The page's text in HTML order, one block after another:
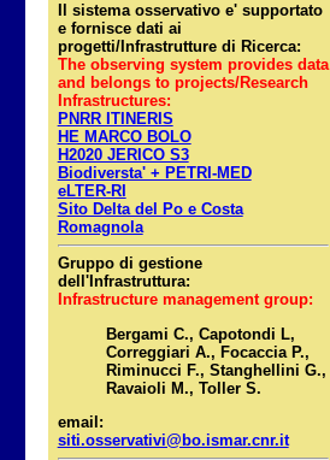
Il sistema osservativo e' supportato
e fornisce dati ai
progetti/Infrastrutture di Ricerca:
The observing system provides data
and belongs to projects/Research
Infrastructures:
PNRR ITINERIS
HE MARCO BOLO
H2020 JERICO S3
Biodiversta' + PETRI-MED
eLTER-RI
Sito Delta del Po e Costa
Romagnola
Gruppo di gestione
dell'Infrastruttura:
Infrastructure management group:
Bergami C., Capotondi L,
Correggiari A., Focaccia P.,
Riminucci F., Stanghellini G.,
Ravaioli M., Toller S.
email:
siti.osservativi@bo.ismar.cnr.it